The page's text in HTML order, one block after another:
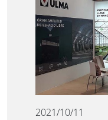
2021/10/11